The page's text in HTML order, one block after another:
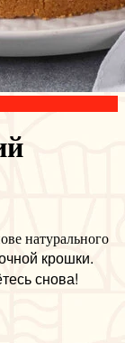
натурального
крошки.
снова!